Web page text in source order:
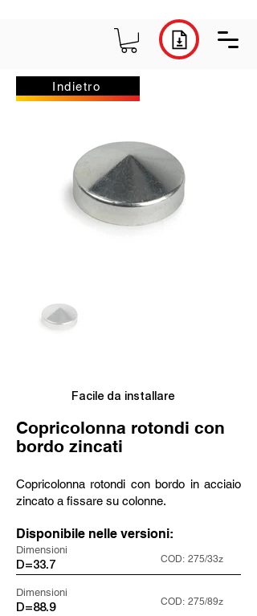
Indietro
Facile da installare
Copricolonna rotondi con
bordo zincati
Copricolonna rotondi con bordo in acciaio
zincato a fissare su colonne.
Disponibile nelle versioni:
Dimensioni
D=33.7
COD: 275/33z
Dimensioni
D=88.9
COD: 275/89z